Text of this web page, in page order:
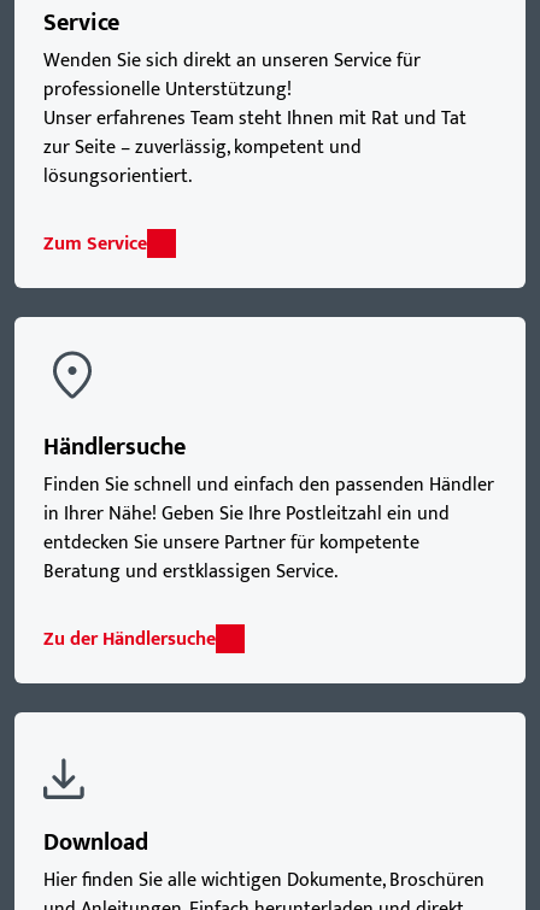
Service
Wenden Sie sich direkt an unseren Service für
professionelle Unterstützung!
Unser erfahrenes Team steht Ihnen mit Rat und Tat
zur Seite – zuverlässig, kompetent und
lösungsorientiert.
Zum Service
Händlersuche
Finden Sie schnell und einfach den passenden Händler
in Ihrer Nähe! Geben Sie Ihre Postleitzahl ein und
entdecken Sie unsere Partner für kompetente
Beratung und erstklassigen Service.
Zu der Händlersuche
Download
Hier finden Sie alle wichtigen Dokumente, Broschüren